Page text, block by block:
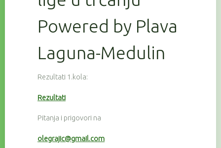
Powered by Plava
Laguna-Medulin
Rezultati 1.kola:
Rezultati
Pitanja i prigovori na
olegrajic@gmail.com